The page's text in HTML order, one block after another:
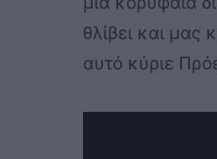
θλίβει και μας
αυτό κύριε